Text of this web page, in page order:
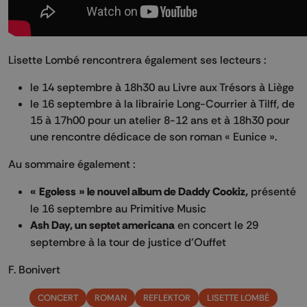
Lisette Lombé rencontrera également ses lecteurs :
le 14 septembre à 18h30 au Livre aux Trésors à Liège
le 16 septembre à la librairie Long-Courrier à Tilff, de
15 à 17h00 pour un atelier 8-12 ans et à 18h30 pour
une rencontre dédicace de son roman « Eunice ».
Au sommaire également :
« Egoless » le nouvel album de Daddy Cookiz, présenté
le 16 septembre au Primitive Music
Ash Day, un septet americana en concert le 29
septembre à la tour de justice d’Ouffet
F. Bonivert
CONCERT ROMAN REFLEKTOR
LISETTE LOMBÉ